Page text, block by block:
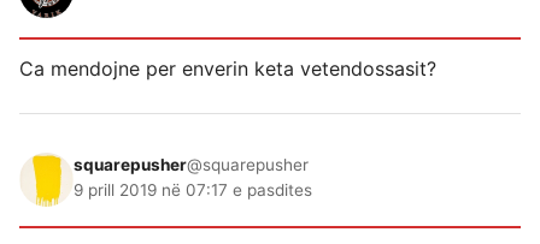
Ca mendojne per enverin keta vetendossasit?
squarepusher@squarepusher
9 prill 2019 në 07:17 e pasdites